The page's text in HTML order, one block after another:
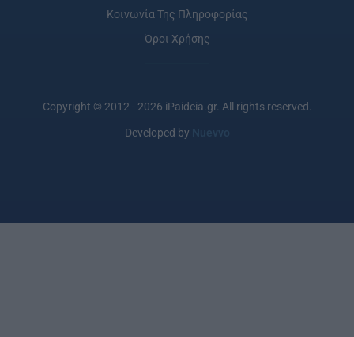
Κοινωνία Της Πληροφορίας
Όροι Χρήσης
Copyright © 2012 - 2026 iPaideia.gr. All rights reserved.
Developed by